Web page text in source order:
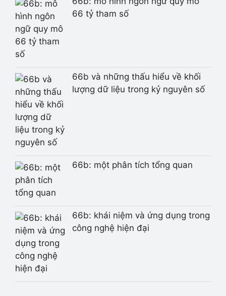
66 tỷ tham số
66b và những thấu hiểu về khối
lượng dữ liệu trong kỷ nguyên số
66b: một phân tích tổng quan
66b: khái niệm và ứng dụng trong
công nghệ hiện đại